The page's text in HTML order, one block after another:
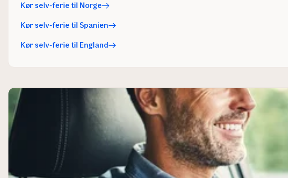
Kør selv-ferie til Norge
Kør selv-ferie til Spanien
Kør selv-ferie til England